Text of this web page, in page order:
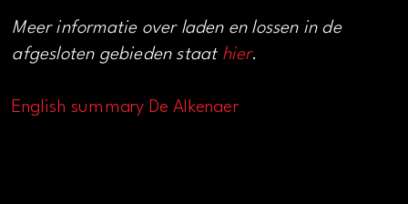
Meer informatie over laden en lossen in de
afgesloten gebieden staat hier.
English summary De Alkenaer